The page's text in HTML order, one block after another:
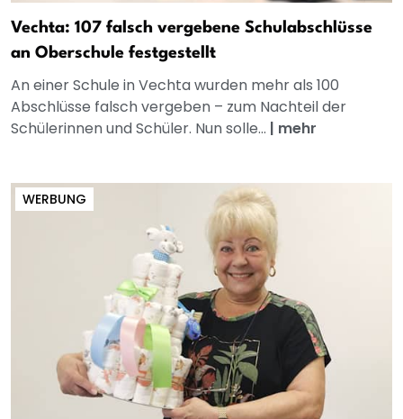
Vechta: 107 falsch vergebene Schulabschlüsse
an Oberschule festgestellt
An einer Schule in Vechta wurden mehr als 100
Abschlüsse falsch vergeben – zum Nachteil der
Schülerinnen und Schüler. Nun solle... | mehr
WERBUNG